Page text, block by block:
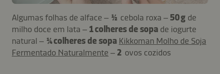
Algumas folhas de alface – ½ cebola roxa – 50 g de
milho doce em lata – 1 colheres de sopa de iogurte
natural – ¼ colheres de sopa Kikkoman Molho de Soja
Fermentado Naturalmente – 2 ovos cozidos